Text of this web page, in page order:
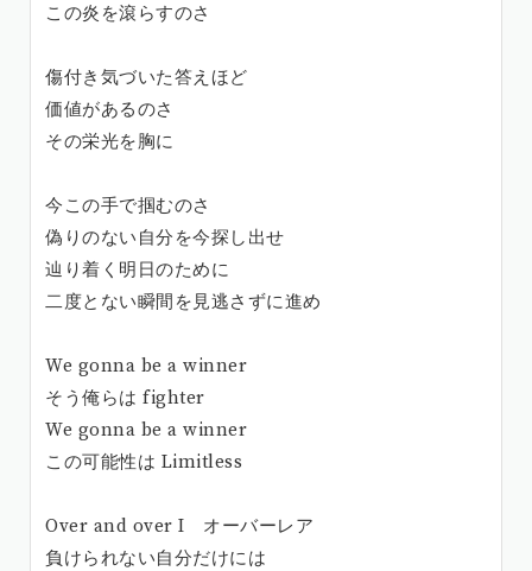
この炎を滾らすのさ
傷付き気づいた答えほど
価値があるのさ
その栄光を胸に
今この手で掴むのさ
偽りのない自分を今探し出せ
辿り着く明日のために
二度とない瞬間を見逃さずに進め
We gonna be a winner
そう俺らは fighter
We gonna be a winner
この可能性は Limitless
Over and over I オーバーレア
負けられない自分だけには